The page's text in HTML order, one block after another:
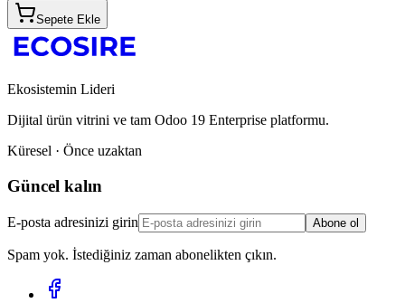
Sepete Ekle
Ekosistemin Lideri
Dijital ürün vitrini ve tam Odoo 19 Enterprise platformu.
Küresel · Önce uzaktan
Güncel kalın
E-posta adresinizi girin Abone ol
Spam yok. İstediğiniz zaman abonelikten çıkın.